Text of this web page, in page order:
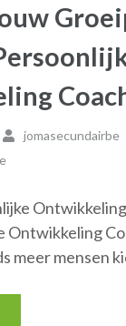
jomasecundairbe
Ontwikkeling
meer mensen